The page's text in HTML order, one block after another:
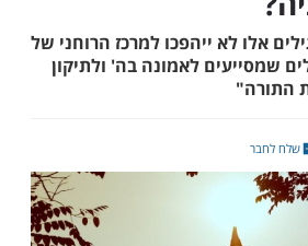
מותר לעשות
לאמונה בה' ולתיקון